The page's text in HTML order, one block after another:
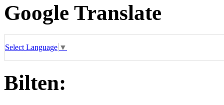
Google Translate
Select Language ▼
Bilten: